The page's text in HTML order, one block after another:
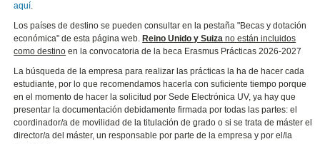
aquí.
Los países de destino se pueden consultar en la pestaña "Becas y dotación
económica" de esta página web. Reino Unido y Suiza no están incluidos
como destino en la convocatoria de la beca Erasmus Prácticas 2026-2027
La búsqueda de la empresa para realizar las prácticas la ha de hacer cada
estudiante, por lo que recomendamos hacerla con suficiente tiempo porque
en el momento de hacer la solicitud por Sede Electrónica UV, ya hay que
presentar la documentación debidamente firmada por todas las partes: el
coordinador/a de movilidad de la titulación de grado o si se trata de máster el
director/a del máster, un responsable por parte de la empresa y por el/la